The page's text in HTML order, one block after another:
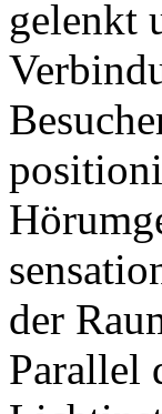
gelenkt
der
Parallel